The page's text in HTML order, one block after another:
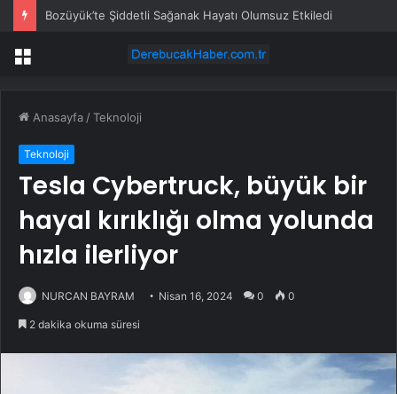
Bozüyük’te Şiddetli Sağanak Hayatı Olumsuz Etkiledi
Menü
Anasayfa /Teknoloji
Teknoloji
Tesla Cybertruck, büyük bir
hayal kırıklığı olma yolunda
hızla ilerliyor
NURCAN BAYRAM Nisan 16, 2024 0 0
2 dakika okuma süresi